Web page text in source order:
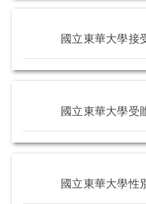
國立東華大學接
國立東華大學受